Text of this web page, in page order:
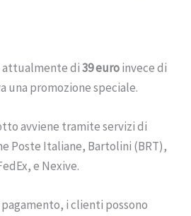
attualmente di39 euroinvece di
una promozione speciale.
avviene tramite servizi di
Poste Italiane, Bartolini (BRT),
e Nexive.
i clienti possono